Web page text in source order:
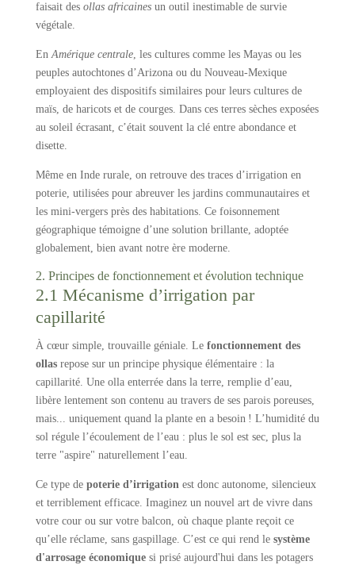
faisait des ollas africainesun outil inestimable de survie
végétale.
EnAmérique centrale, les cultures comme les Mayas ou les
peuples autochtones d’Arizona ou du Nouveau-Mexique
employaient des dispositifs similaires pour leurs cultures de
maïs, de haricots et de courges. Dans ces terres sèches exposées
au soleil écrasant, c’était souvent la clé entre abondance et
disette.
Même en Inde rurale, on retrouve des traces d’irrigation en
poterie, utilisées pour abreuver les jardins communautaires et
les mini-vergers près des habitations. Ce foisonnement
géographique témoigne d’une solution brillante, adoptée
globalement, bien avant notre ère moderne.
2. Principes de fonctionnement et évolution technique
2.1 Mécanisme d’irrigation par
capillarité
À cœur simple, trouvaille géniale. Le fonctionnement des
ollasrepose sur un principe physique élémentaire : la
capillarité. Une olla enterrée dans la terre, remplie d’eau,
libère lentement son contenu au travers de ses parois poreuses,
mais... uniquement quand la plante en a besoin ! L’humidité du
sol régule l’écoulement de l’eau : plus le sol est sec, plus la
terre "aspire" naturellement l’eau.
Ce type de poterie d’irrigationest donc autonome, silencieux
et terriblement efficace. Imaginez un nouvel art de vivre dans
votre cour ou sur votre balcon, où chaque plante reçoit ce
qu’elle réclame, sans gaspillage. C’est ce qui rend le système
d'arrosage économiquesi prisé aujourd'hui dans les potagers